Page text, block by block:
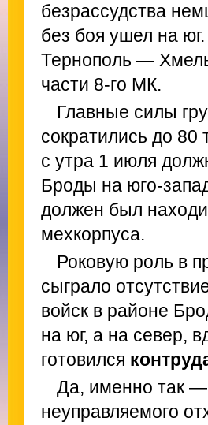
безрассудства
без боя ушел на
Тернополь —
части 8-го МК.
Главные силы
сократились до 80
с утра 1 июля
Броды на юго-
должен был
мехкорпуса.
Роковую роль в
сыграло
войск в районе
на юг, а на север,
готовился
Да, именно так —
неуправляемого